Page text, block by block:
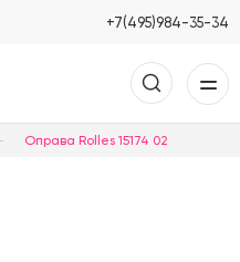
+7(495)984-35-34
Оправа Rolles 15174 02